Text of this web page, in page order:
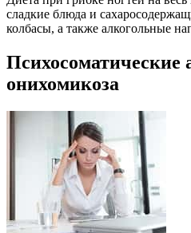
сладкие блюда и
колбасы, а также алкогольные
Психосоматические
онихомикоза